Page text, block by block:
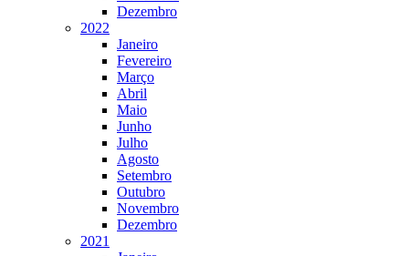
Dezembro
2022
Janeiro
Fevereiro
Março
Abril
Maio
Junho
Julho
Agosto
Setembro
Outubro
Novembro
Dezembro
2021